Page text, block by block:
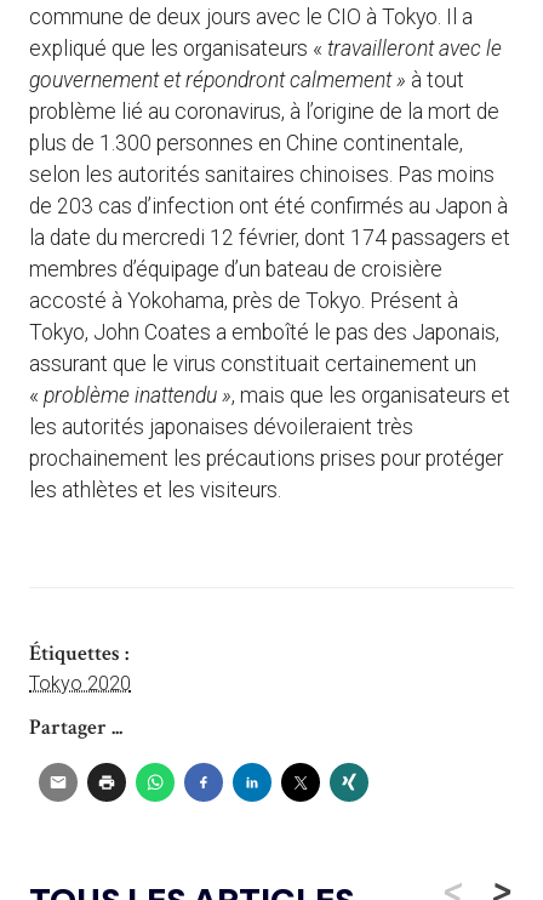
commune de deux jours avec le CIO à Tokyo. Il a
expliqué que les organisateurs « travailleront avec le
gouvernement et répondront calmement » à tout
problème lié au coronavirus, à l’origine de la mort de
plus de 1.300 personnes en Chine continentale,
selon les autorités sanitaires chinoises. Pas moins
de 203 cas d’infection ont été confirmés au Japon à
la date du mercredi 12 février, dont 174 passagers et
membres d’équipage d’un bateau de croisière
accosté à Yokohama, près de Tokyo. Présent à
Tokyo, John Coates a emboîté le pas des Japonais,
assurant que le virus constituait certainement un
« problème inattendu », mais que les organisateurs et
les autorités japonaises dévoileraient très
prochainement les précautions prises pour protéger
les athlètes et les visiteurs.
Étiquettes :
Tokyo 2020
Partager ...